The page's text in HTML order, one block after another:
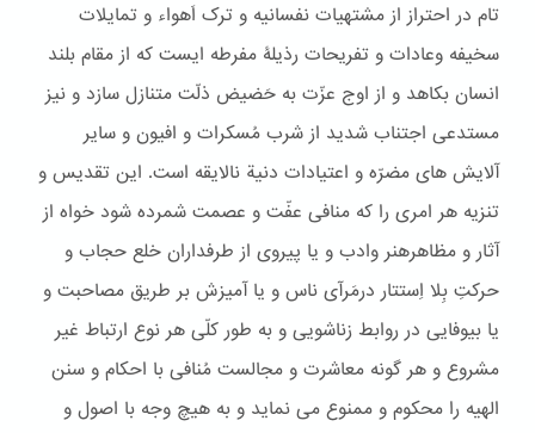
تام در احتراز از مشتهیات نفسانیه و ترک اَهواء و تمایلات
سخیفه وعادات و تفریحات رذیلۀ مفرطه ایست که از مقام بلند
انسان بکاهد و از اوج عزّت به حَضیض ذلّت متنازل سازد و نیز
مستدعی اجتناب شدید از شرب مُسکرات و افیون و سایر
آلایش های مضرّه و اعتیادات دنیة نالایقه است. این تقدیس و
تنزیه هر امری را که منافی عفّت و عصمت شمرده شود خواه از
آثار و مظاهرهنر وادب و یا پیروی از طرفداران خلع حجاب و
حرکتِ بِلا اِستتار درمَرآی ناس و یا آمیزش بر طریق مصاحبت و
یا بیوفایی در روابط زناشویی و به طور کلّی هر نوع ارتباط غیر
مشروع و هر گونه معاشرت و مجالست مُنافی با احکام و سنن
الهیه را محکوم و ممنوع می نماید و به هیچ وجه با اصول و